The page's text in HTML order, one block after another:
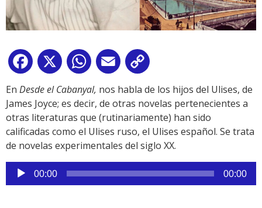
Facebook
X WhatsApp
Email
Link
En Desde el Cabanyal, nos habla de los hijos del Ulises, de
James Joyce; es decir, de otras novelas pertenecientes a
otras literaturas que (rutinariamente) han sido
calificadas como el Ulises ruso, el Ulises español. Se trata
de novelas experimentales del siglo XX.
Reproductor
de
00:00 00:00